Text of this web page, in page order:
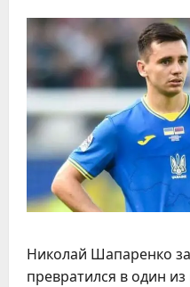
Николай Шапаренко
превратился в один